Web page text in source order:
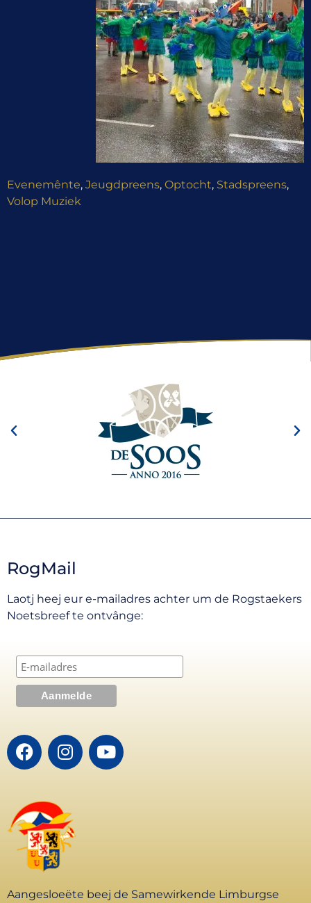
Evenemênte, Jeugdpreens, Optocht, Stadspreens,
Volop Muziek
RogMail
Laotj heej eur e-mailadres achter um de Rogstaekers
Noetsbreef te ontvânge:
Aangesloeëte beej de Samewirkende Limburgse